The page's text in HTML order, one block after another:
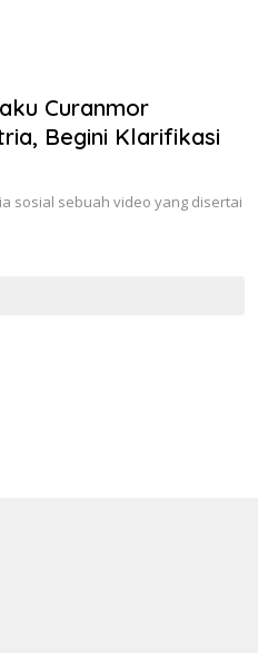
Curanmor
Begini Klarifikasi
sosial sebuah video yang disertai